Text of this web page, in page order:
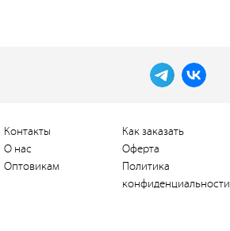
Контакты
О нас
Оптовикам
Как заказать
Оферта
Политика
конфиденциальности